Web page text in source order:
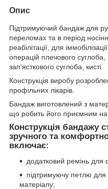
Опис
Підтримуючий бандаж для
переломах та в період
реабілітації, для
операцій плечового
зап'ясткового суглоба, кисті.
Конструкція виробу
профільних лікарів.
Бандаж виготовлений з
що робить його приємним на
Конструкція бандажу
зручного та
включає:
додатковий ремінь для
підтримуючу петлю для
матеріалу;